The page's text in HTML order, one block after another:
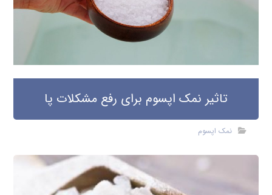
تاثیر نمک اپسوم برای رفع مشکلات پا
نمک اپسوم